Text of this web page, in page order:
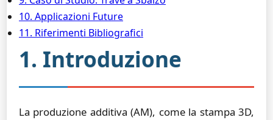
10. Applicazioni Future
11. Riferimenti Bibliografici
1. Introduzione
La produzione additiva (AM), come la stampa 3D,